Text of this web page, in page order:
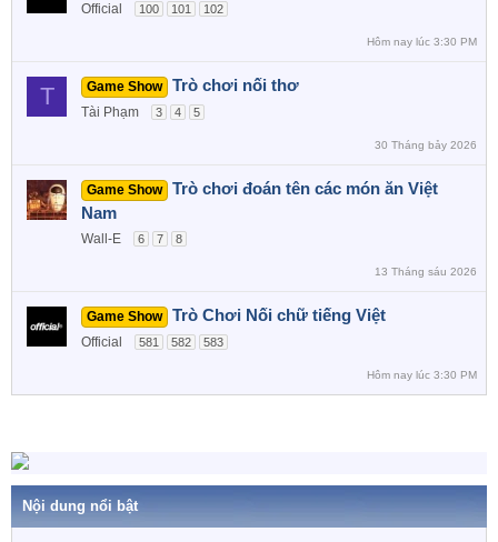
Official 100 101 102
Hôm nay lúc 3:30 PM
T Game Show Trò chơi nối thơ
Tài Phạm 3 4 5
30 Tháng bảy 2026
Game Show
Trò chơi đoán tên các món ăn Việt
Nam
Wall-E 6 7 8
13 Tháng sáu 2026
Game Show Trò Chơi Nối chữ tiếng Việt
Official 581 582 583
Hôm nay lúc 3:30 PM
Nội dung nổi bật